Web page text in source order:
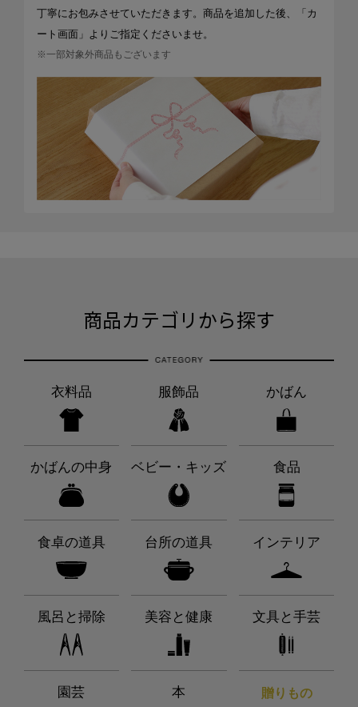
丁寧にお包みさせていただきます。商品を追加した後、「カ
ート画面」よりご指定くださいませ。
※一部対象外商品もございます
商品カテゴリから探す
衣料品 服飾品 かばん
かばんの中身 ベビー・キッズ 食品
食卓の道具 台所の道具 インテリア
風呂と掃除 美容と健康 文具と手芸
園芸 本 贈りもの